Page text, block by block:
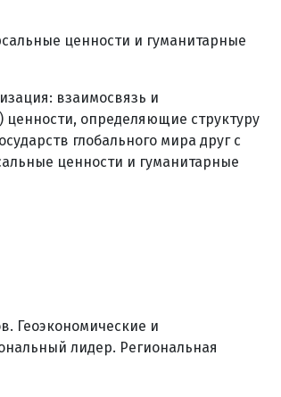
ценности и гуманитарные
взаимосвязь и
ценности, определяющие структуру
глобального мира друг с
ценности и гуманитарные
Геоэкономические и
лидер. Региональная